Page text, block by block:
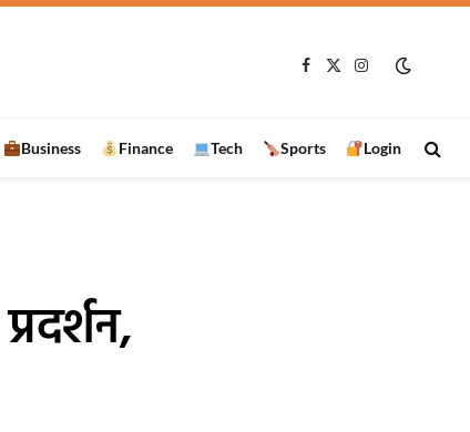
Facebook
X
Instagram
Business Finance Tech Sports Login